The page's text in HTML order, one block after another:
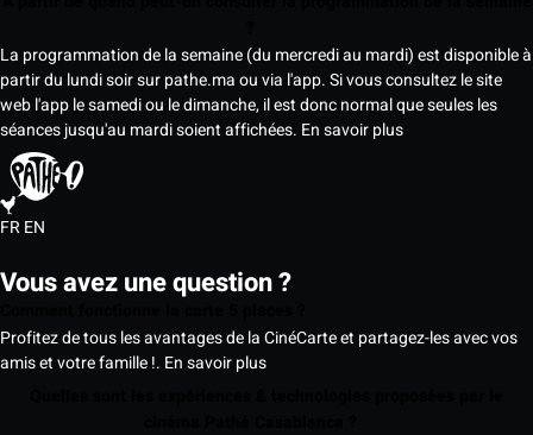
La programmation de la semaine (du mercredi au mardi) est disponible à
partir du lundi soir sur pathe.ma ou via l'app. Si vous consultez le site
web l'app le samedi ou le dimanche, il est donc normal que seules les
séances jusqu'au mardi soient affichées. En savoir plus
FREN
Vous avez une question ?
Profitez de tous les avantages de la CinéCarte et partagez-les avec vos
amis et votre famille !. En savoir plus